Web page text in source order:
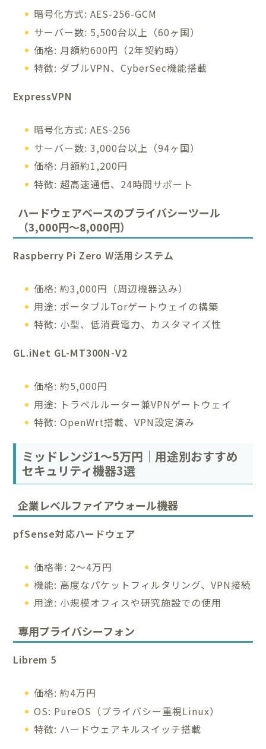
暗号化方式: AES-256-GCM
サーバー数: 5,500台以上（60ヶ国）
価格: 月額約600円（2年契約時）
特徴: ダブルVPN、CyberSec機能搭載
ExpressVPN
暗号化方式: AES-256
サーバー数: 3,000台以上（94ヶ国）
価格: 月額約1,200円
特徴: 超高速通信、24時間サポート
ハードウェアベースのプライバシーツール
（3,000円〜8,000円）
Raspberry Pi Zero W活用システム
価格: 約3,000円（周辺機器込み）
用途: ポータブルTorゲートウェイの構築
特徴: 小型、低消費電力、カスタマイズ性
GL.iNet GL-MT300N-V2
価格: 約5,000円
用途: トラベルルーター兼VPNゲートウェイ
特徴: OpenWrt搭載、VPN設定済み
ミッドレンジ1〜5万円｜用途別おすすめ
セキュリティ機器3選
企業レベルファイアウォール機器
pfSense対応ハードウェア
価格帯: 2〜4万円
機能: 高度なパケットフィルタリング、VPN接続
用途: 小規模オフィスや研究施設での使用
専用プライバシーフォン
Librem 5
価格: 約4万円
OS: PureOS（プライバシー重視Linux）
特徴: ハードウェアキルスイッチ搭載